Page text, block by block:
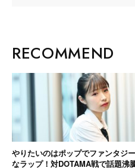
RECOMMEND
やりたいのはポップでファンタジー
なラップ！対DOTAMA戦で話題沸